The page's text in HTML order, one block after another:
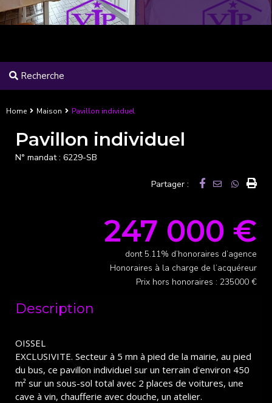
Recherche
Home Maison Pavillon individuel
Pavillon individuel
N° mandat : 6229-SB
Partager :
247 000 €
dont 5.11% d’honoraires d’agence
Honoraires à la charge de l’acquéreur
Prix hors honoraires : 235000 €
Description
OISSEL
EXCLUSIVITE. Secteur à 5 mn à pied de la mairie, au pied
du bus, ce pavillon individuel sur un terrain d'environ 450
m² sur un sous-sol total avec 2 places de voitures, une
cave à vin, chaufferie avec douche, un atelier.